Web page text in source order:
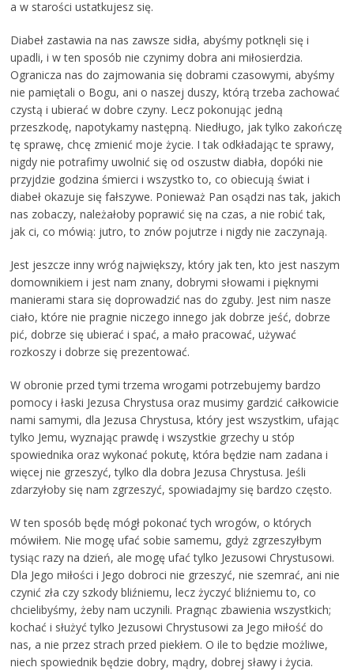
a w starości ustatkujesz się.
Diabeł zastawia na nas zawsze sidła, abyśmy potknęli się i
upadli, i w ten sposób nie czynimy dobra ani miłosierdzia.
Ogranicza nas do zajmowania się dobrami czasowymi, abyśmy
nie pamiętali o Bogu, ani o naszej duszy, którą trzeba zachować
czystą i ubierać w dobre czyny. Lecz pokonując jedną
przeszkodę, napotykamy następną. Niedługo, jak tylko zakończę
tę sprawę, chcę zmienić moje życie. I tak odkładając te sprawy,
nigdy nie potrafimy uwolnić się od oszustw diabła, dopóki nie
przyjdzie godzina śmierci i wszystko to, co obiecują świat i
diabeł okazuje się fałszywe. Ponieważ Pan osądzi nas tak, jakich
nas zobaczy, należałoby poprawić się na czas, a nie robić tak,
jak ci, co mówią: jutro, to znów pojutrze i nigdy nie zaczynają.
Jest jeszcze inny wróg największy, który jak ten, kto jest naszym
domownikiem i jest nam znany, dobrymi słowami i pięknymi
manierami stara się doprowadzić nas do zguby. Jest nim nasze
ciało, które nie pragnie niczego innego jak dobrze jeść, dobrze
pić, dobrze się ubierać i spać, a mało pracować, używać
rozkoszy i dobrze się prezentować.
W obronie przed tymi trzema wrogami potrzebujemy bardzo
pomocy i łaski Jezusa Chrystusa oraz musimy gardzić całkowicie
nami samymi, dla Jezusa Chrystusa, który jest wszystkim, ufając
tylko Jemu, wyznając prawdę i wszystkie grzechy u stóp
spowiednika oraz wykonać pokutę, która będzie nam zadana i
więcej nie grzeszyć, tylko dla dobra Jezusa Chrystusa. Jeśli
zdarzyłoby się nam zgrzeszyć, spowiadajmy się bardzo często.
W ten sposób będę mógł pokonać tych wrogów, o których
mówiłem. Nie mogę ufać sobie samemu, gdyż zgrzeszyłbym
tysiąc razy na dzień, ale mogę ufać tylko Jezusowi Chrystusowi.
Dla Jego miłości i Jego dobroci nie grzeszyć, nie szemrać, ani nie
czynić zła czy szkody bliźniemu, lecz życzyć bliźniemu to, co
chcielibyśmy, żeby nam uczynili. Pragnąc zbawienia wszystkich;
kochać i służyć tylko Jezusowi Chrystusowi za Jego miłość do
nas, a nie przez strach przed piekłem. O ile to będzie możliwe,
niech spowiednik będzie dobry, mądry, dobrej sławy i życia.